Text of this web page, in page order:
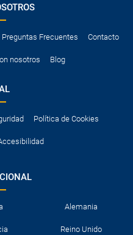
Preguntas Frecuentes Contacto
nosotros Blog
Política de Cookies
Alemania
Reino Unido